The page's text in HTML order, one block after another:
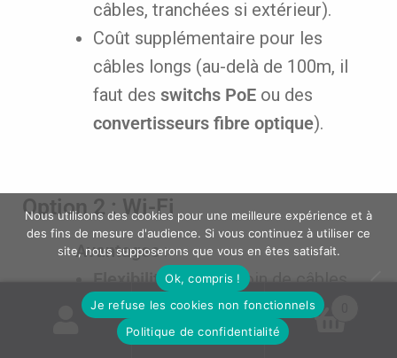
câbles, tranchées si extérieur).
Coût supplémentaire pour les
câbles longs (au-delà de 100m, il
faut desswitchs PoE ou des
convertisseurs fibre optique).
Option 2 : Wi-Fi
Avantages:
Flexibilité: Pas besoin de câbles,
installation rapide.
Idéal pour les zones proches
Nous utilisons des cookies pour une meilleure expérience et à
des fins de mesure d'audience. Si vous continuez à utiliser ce
site, nous supposerons que vous en êtes satisfait.
Ok, compris !
Je refuse les cookies non fonctionnels
Politique de confidentialité